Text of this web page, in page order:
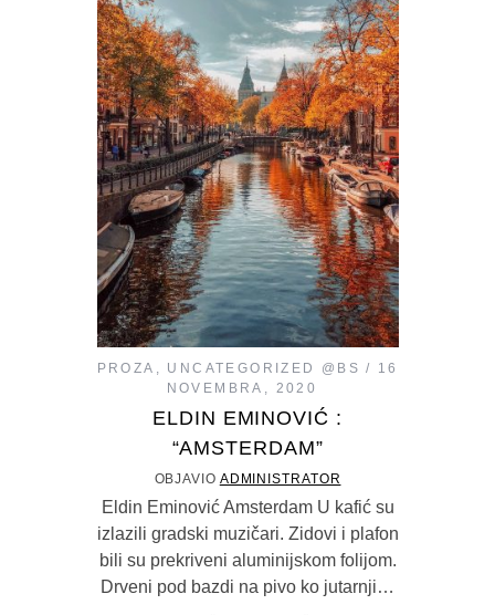
PROZA , UNCATEGORIZED @BS
16
NOVEMBRA, 2020
ELDIN EMINOVIĆ :
“AMSTERDAM”
OBJAVIO ADMINISTRATOR
Eldin Eminović Amsterdam U kafić su
izlazili gradski muzičari. Zidovi i plafon
bili su prekriveni aluminijskom folijom.
Drveni pod bazdi na pivo ko jutarnji…